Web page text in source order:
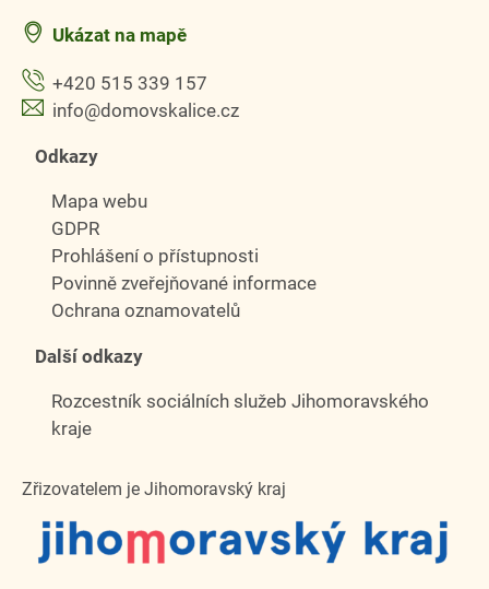
Ukázat na mapě
+420 515 339 157
info@domovskalice.cz
Odkazy
Mapa webu
GDPR
Prohlášení o přístupnosti
Povinně zveřejňované informace
Ochrana oznamovatelů
Další odkazy
Rozcestník sociálních služeb Jihomoravského
kraje
Zřizovatelem je Jihomoravský kraj